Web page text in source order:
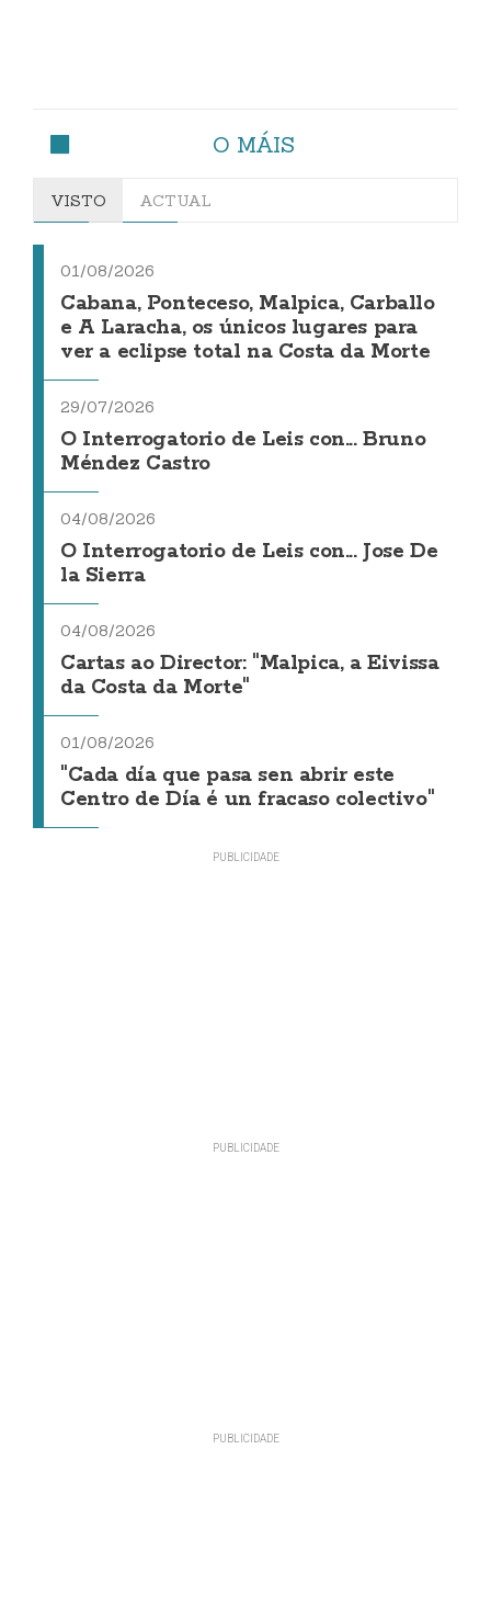
O MÁIS
VISTO ACTUAL
01/08/2026
Cabana, Ponteceso, Malpica, Carballo
e A Laracha, os únicos lugares para
ver a eclipse total na Costa da Morte
29/07/2026
O Interrogatorio de Leis con... Bruno
Méndez Castro
04/08/2026
O Interrogatorio de Leis con... Jose De
la Sierra
04/08/2026
Cartas ao Director: "Malpica, a Eivissa
da Costa da Morte"
01/08/2026
"Cada día que pasa sen abrir este
Centro de Día é un fracaso colectivo"